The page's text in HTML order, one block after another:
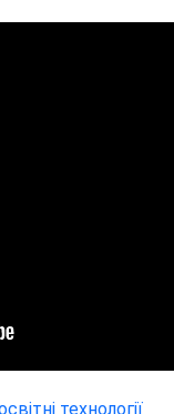
технології